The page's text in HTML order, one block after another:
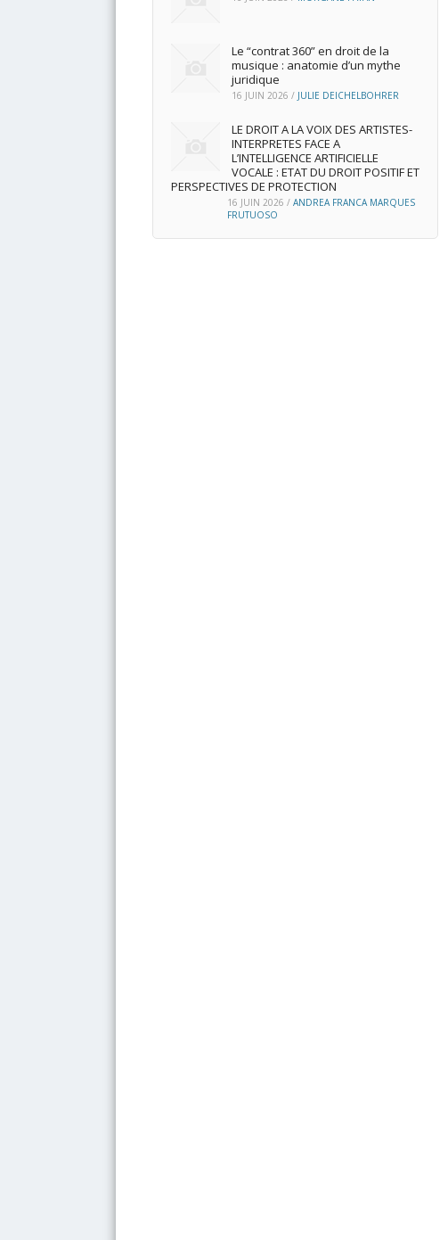
Le “contrat 360” en droit de la
musique : anatomie d’un mythe
juridique
16 JUIN 2026 / JULIE DEICHELBOHRER
LE DROIT A LA VOIX DES ARTISTES-
INTERPRETES FACE A
L’INTELLIGENCE ARTIFICIELLE
VOCALE : ETAT DU DROIT POSITIF ET
PERSPECTIVES DE PROTECTION
16 JUIN 2026 / ANDREA FRANCA MARQUES
FRUTUOSO